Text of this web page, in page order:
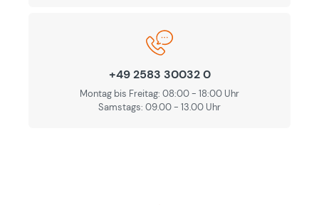
+49 2583 30032 0
Montag bis Freitag: 08:00 - 18:00 Uhr
Samstags: 09.00 - 13.00 Uhr